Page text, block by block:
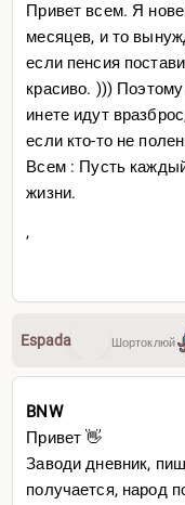
Привет всем. Я
месяцев, и то
если пенсия
красиво. )))
инете идут
если кто-то не
Всем : Пусть
жизни.
,
Espada Шортоклюй
BNW
Привет 👋
Заводи дневник,
получается, народ